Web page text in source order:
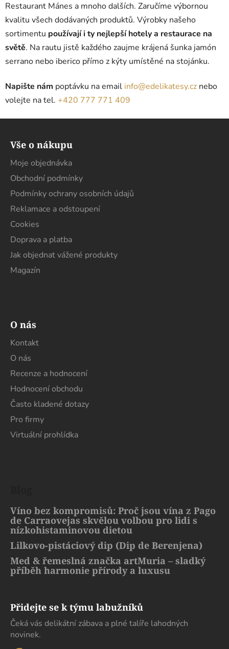
Restaurant Mánes a mnoho dalších. Zaručíme výbornou
kvalitu všech dodávaných produktů. Výrobky našeho
sortimentu používají i ty nejlepší hotely a restaurace na
světě. Na rautu jistě každého zaujme krájená šunka jamón
serrano nebo iberico přímo z kýty umístěné na stojánku.
Napište nám poptávku na email info@edelikatesy.cz nebo
volejte na tel. +420 777 771 409
Vše o nákupu
Moje objednávka
Obchodní podmínky
Podmínky ochrany osobních údajů
Reklamace a odstoupení
Cookies
Doprava a platba
Jak objednat vážené produkty
Magazín
O nás
Kontakt
O nás
Recenze a hodnocení
Hodnocení obchodu
Často kladené dotazy
Pro firmy
Virtuální prohlídka
Víno bez kompromisů: Proč jsou vína z Pago
de Carraovejas skvělou volbou pro lidi s
nízkohistaminovou dietou
Lilkovo-pistáciový dip (Dip de Berenjena)
Med & řemeslná značka artMuria – sladký
příběh harmonie přírody a luxusu
Přidejte se k týmu labužníků
Čeká vás delikátní zábava a plné talíře lahodných
novinek.